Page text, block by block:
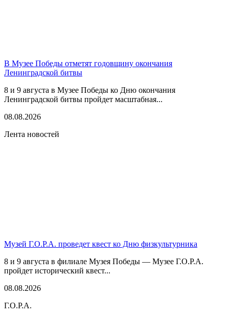
В Музее Победы отметят годовщину окончания
Ленинградской битвы
8 и 9 августа в Музее Победы ко Дню окончания
Ленинградской битвы пройдет масштабная...
08.08.2026
Лента новостей
Музей Г.О.Р.А. проведет квест ко Дню физкультурника
8 и 9 августа в филиале Музея Победы — Музее Г.О.Р.А.
пройдет исторический квест...
08.08.2026
Г.О.Р.А.